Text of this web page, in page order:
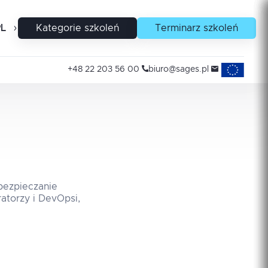
EN Kategorie szkoleń Terminarz szkoleń
+48 22 203 56 00 biuro@sages.pl Projekty
i DevOpsi,